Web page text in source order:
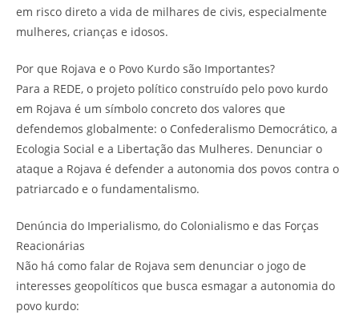
em risco direto a vida de milhares de civis, especialmente
mulheres, crianças e idosos.
Por que Rojava e o Povo Kurdo são Importantes?
Para a REDE, o projeto político construído pelo povo kurdo
em Rojava é um símbolo concreto dos valores que
defendemos globalmente: o Confederalismo Democrático, a
Ecologia Social e a Libertação das Mulheres. Denunciar o
ataque a Rojava é defender a autonomia dos povos contra o
patriarcado e o fundamentalismo.
Denúncia do Imperialismo, do Colonialismo e das Forças
Reacionárias
Não há como falar de Rojava sem denunciar o jogo de
interesses geopolíticos que busca esmagar a autonomia do
povo kurdo: